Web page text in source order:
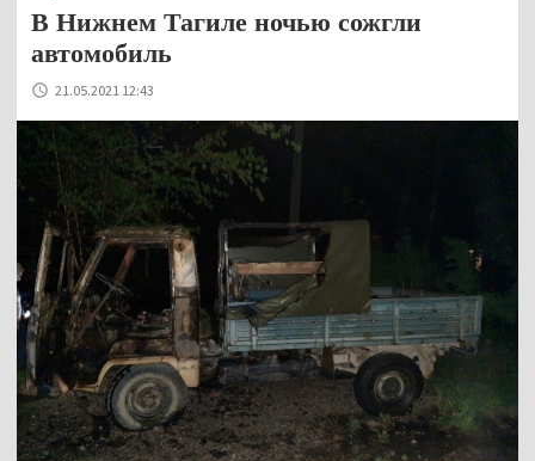
В Нижнем Тагиле ночью сожгли
автомобиль
21.05.2021 12:43